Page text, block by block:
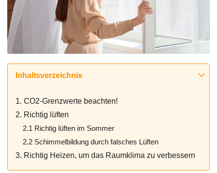
Inhaltsverzeichnis
1. CO2-Grenzwerte beachten!
2. Richtig lüften
2.1 Richtig lüften im Sommer
2.2 Schimmelbildung durch falsches Lüften
3. Richtig Heizen, um das Raumklima zu verbessern